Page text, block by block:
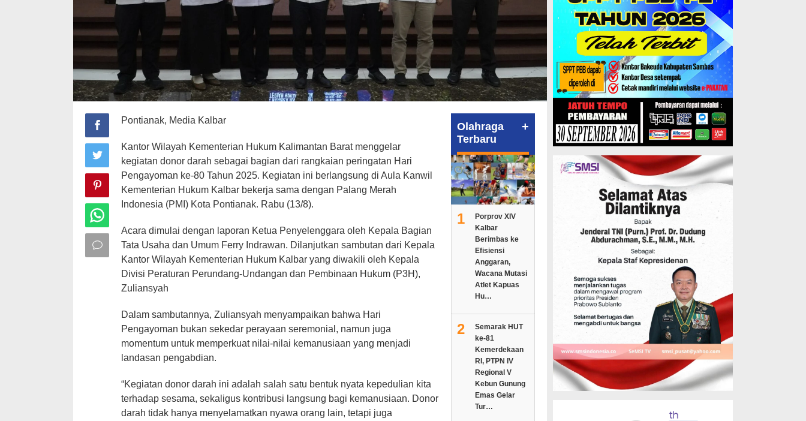
Pontianak, Media Kalbar
Kantor Wilayah Kementerian Hukum Kalimantan Barat menggelar
kegiatan donor darah sebagai bagian dari rangkaian peringatan Hari
Pengayoman ke-80 Tahun 2025. Kegiatan ini berlangsung di Aula Kanwil
Kementerian Hukum Kalbar bekerja sama dengan Palang Merah
Indonesia (PMI) Kota Pontianak. Rabu (13/8).
Acara dimulai dengan laporan Ketua Penyelenggara oleh Kepala Bagian
Tata Usaha dan Umum Ferry Indrawan. Dilanjutkan sambutan dari Kepala
Kantor Wilayah Kementerian Hukum Kalbar yang diwakili oleh Kepala
Divisi Peraturan Perundang-Undangan dan Pembinaan Hukum (P3H),
Zuliansyah
Dalam sambutannya, Zuliansyah menyampaikan bahwa Hari
Pengayoman bukan sekedar perayaan seremonial, namun juga
momentum untuk memperkuat nilai-nilai kemanusiaan yang menjadi
landasan pengabdian.
“Kegiatan donor darah ini adalah salah satu bentuk nyata kepedulian kita
terhadap sesama, sekaligus kontribusi langsung bagi kemanusiaan. Donor
darah tidak hanya menyelamatkan nyawa orang lain, tetapi juga
Olahraga
Terbaru
+
1
Porprov XIV
Kalbar
Berimbas ke
Efisiensi
Anggaran,
Wacana Mutasi
Atlet Kapuas
Hu…
2
Semarak HUT
ke-81
Kemerdekaan
RI, PTPN IV
Regional V
Kebun Gunung
Emas Gelar
Tur…